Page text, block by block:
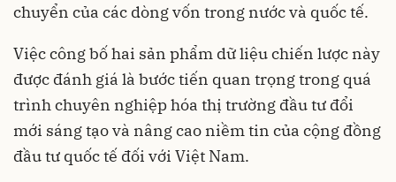
chuyển của các dòng vốn trong nước và quốc tế.
Việc công bố hai sản phẩm dữ liệu chiến lược này
được đánh giá là bước tiến quan trọng trong quá
trình chuyên nghiệp hóa thị trường đầu tư đổi
mới sáng tạo và nâng cao niềm tin của cộng đồng
đầu tư quốc tế đối với Việt Nam.